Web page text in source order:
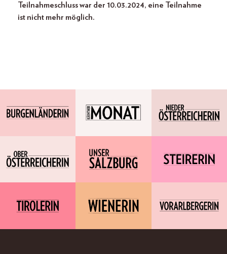
Teilnahmeschluss war der 10.03.2024, eine Teilnahme
ist nicht mehr möglich.